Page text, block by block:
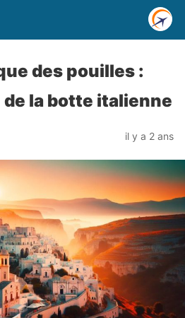
des pouilles :
la botte italienne
il y a 2 ans